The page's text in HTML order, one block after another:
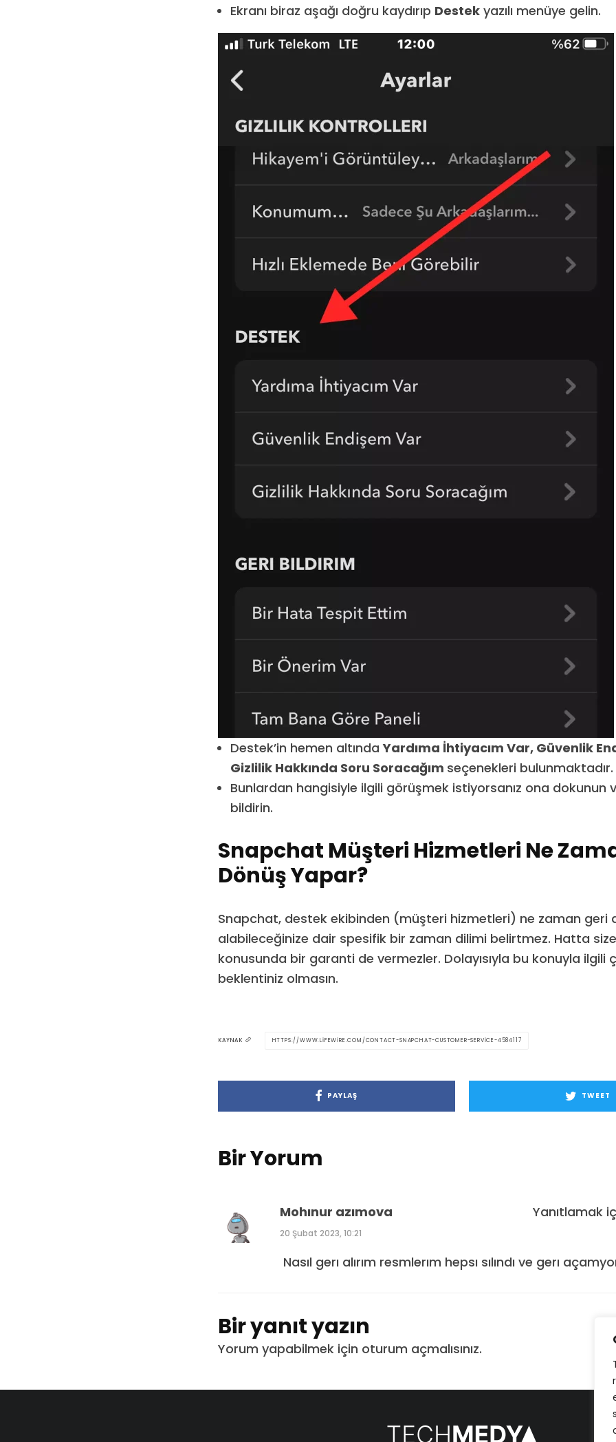
Ekranı biraz aşağı doğru kaydırıp Destekyazılı menüye gelin.
Destek’in hemen altındaYardıma İhtiyacım Var, Güvenlik
Gizlilik Hakkında Soru Soracağım seçenekleri bulunmaktadır.
Bunlardan hangisiyle ilgili görüşmek istiyorsanız ona dokunun
bildirin.
Snapchat Müşteri Hizmetleri Ne
Dönüş Yapar?
Snapchat, destek ekibinden (müşteri hizmetleri) ne zaman geri
alabileceğinize dair spesifik bir zaman dilimi belirtmez. Hatta
konusunda bir garanti de vermezler. Dolayısıyla bu konuyla ilgili
beklentiniz olmasın.
KAYNAK HTTPS://WWW.LIFEWIRE.COM/CONTACT-SNAPCHAT-CUSTOMER-SERVICE-4584117
PAYLAŞ TWEET
Bir Yorum
Mohınur azımova
20 Şubat 2023, 10:21
Nasıl gerı alırım resmlerım hepsı sılındı ve gerı
Yanıtlamak
Bir yanıt yazın
Yorum yapabilmek için oturum açmalısınız.